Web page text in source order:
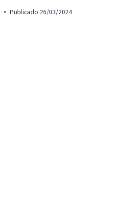
Publicado 26/03/2024